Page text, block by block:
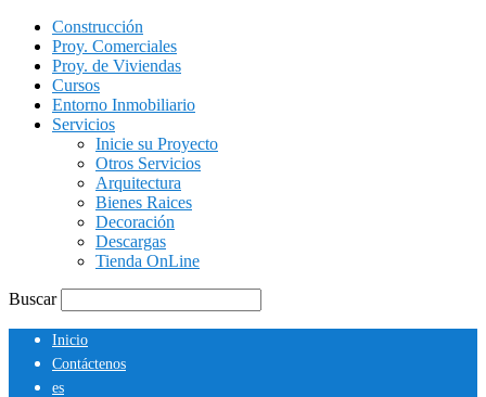
Construcción
Proy. Comerciales
Proy. de Viviendas
Cursos
Entorno Inmobiliario
Servicios
Inicie su Proyecto
Otros Servicios
Arquitectura
Bienes Raices
Decoración
Descargas
Tienda OnLine
Buscar
Inicio
Contáctenos
es